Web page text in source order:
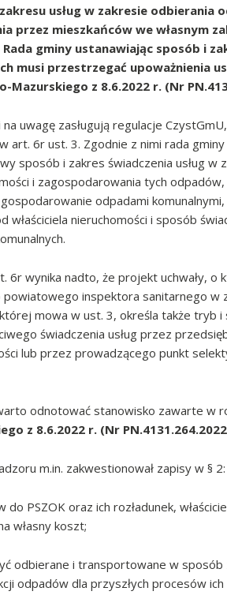
usług w zakresie odbierania
przez mieszkańców we własnym
gminy ustanawiając sposób i
musi przestrzegać upoważnienia
z 8.6.2022 r. (Nr
uwagę zasługują regulacje
art. 6r ust. 3. Zgodnie z nimi rada
sposób i zakres świadczenia usług w
i zagospodarowania tych
gospodarowanie odpadami
właściciela nieruchomości i sposób
6r wynika nadto, że projekt uchwały, o
inspektora sanitarnego w
mowa w ust. 3, określa także tryb i
świadczenia usług przez
lub przez prowadzącego punkt
odnotować stanowisko zawarte w
z 8.6.2022 r. (Nr
m.in. zakwestionował zapisy w § 2:
PSZOK oraz ich rozładunek,
własny koszt;
odbierane i transportowane w
odpadów dla przyszłych procesów